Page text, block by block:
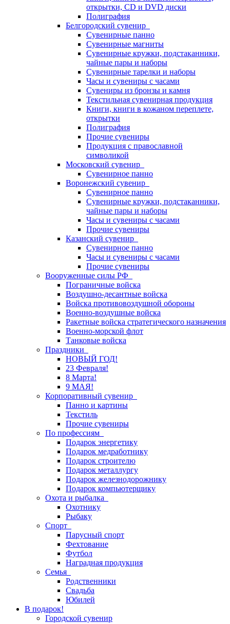
открытки, CD и DVD диски
Полиграфия
Белгородский сувенир
Сувенирные панно
Сувенирные магниты
Сувенирные кружки, подстаканники,
чайные пары и наборы
Сувенирные тарелки и наборы
Часы и сувениры с часами
Сувениры из бронзы и камня
Текстильная сувенирная продукция
Книги, книги в кожаном переплете,
открытки
Полиграфия
Прочие сувениры
Продукция с православной
символикой
Московский сувенир
Сувенирное панно
Воронежский сувенир
Сувенирное панно
Сувенирные кружки, подстаканники,
чайные пары и наборы
Часы и сувениры с часами
Прочие сувениры
Казанский сувенир
Сувенирное панно
Часы и сувениры с часами
Прочие сувениры
Вооруженные силы РФ
Пограничные войска
Воздушно-десантные войска
Войска противовоздушной обороны
Военно-воздушные войска
Ракетные войска стратегического назначения
Военно-морской флот
Танковые войска
Праздники
НОВЫЙ ГОД!
23 Февраля!
8 Марта!
9 МАЯ!
Корпоративный сувенир
Панно и картины
Текстиль
Прочие сувениры
По профессиям
Подарок энергетику
Подарок медработнику
Подарок строителю
Подарок металлургу
Подарок железнодорожнику
Подарок компьютерщику
Охота и рыбалка
Охотнику
Рыбаку
Спорт
Парусный спорт
Фехтование
Футбол
Наградная продукция
Семья
Родственники
Свадьба
Юбилей
В подарок!
Городской сувенир